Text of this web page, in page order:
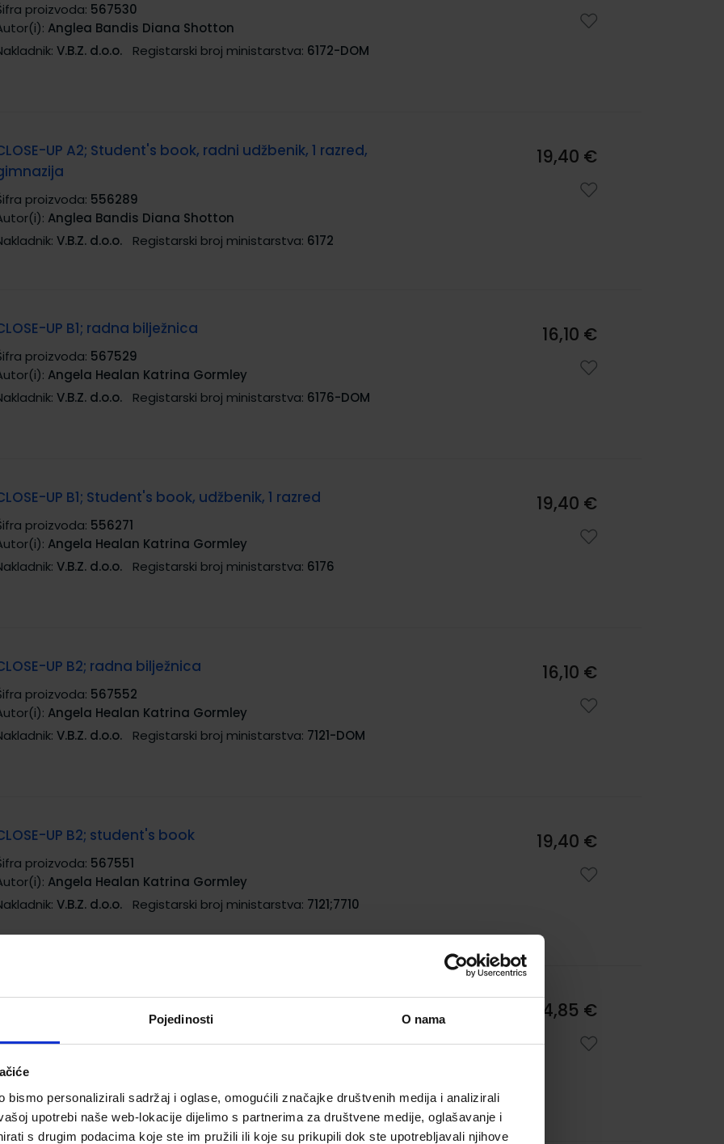
Pojedinosti O nama
bismo personalizirali sadržaj i oglase, omogućili značajke društvenih medija i analizirali
upotrebi naše web-lokacije dijelimo s partnerima za društvene medije, oglašavanje i
s drugim podacima koje ste im pružili ili koje su prikupili dok ste upotrebljavali njihove
proizvoda: 567530
Anglea Bandis Diana Shotton
V.B.Z. d.o.o. Registarski broj ministarstva: 6172-DOM
UP A2; Student's book, radni udžbenik, 1 razred,
proizvoda: 556289
Anglea Bandis Diana Shotton
V.B.Z. d.o.o. Registarski broj ministarstva: 6172
19,40 €
UP B1; radna bilježnica
proizvoda: 567529
Angela Healan Katrina Gormley
V.B.Z. d.o.o. Registarski broj ministarstva: 6176-DOM
16,10 €
UP B1; Student's book, udžbenik, 1 razred
proizvoda: 556271
Angela Healan Katrina Gormley
V.B.Z. d.o.o. Registarski broj ministarstva: 6176
19,40 €
UP B2; radna bilježnica
proizvoda: 567552
Angela Healan Katrina Gormley
V.B.Z. d.o.o. Registarski broj ministarstva: 7121-DOM
16,10 €
UP B2; student's book
proizvoda: 567551
Angela Healan Katrina Gormley
V.B.Z. d.o.o. Registarski broj ministarstva: 7121;7710
19,40 €
FOR BANKING AND FINANCE 1; CB + CD-Rom 24,85 €